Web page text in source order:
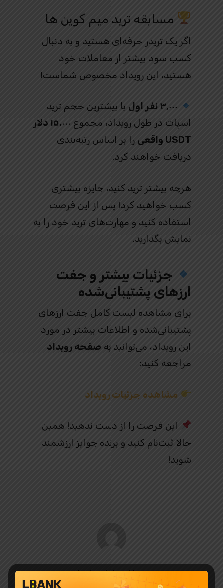
مسابقه ترید میم کوین ها
اگر یک تریدر حرفه‌ای هستید و به دنبال
کسب سود بیشتر از معاملات خود
هستید، این رویداد مخصوص شماست!
۳,۰۰۰ نفر اول
با بیشترین حجم ترید
اسپات در طول رویداد، مجموع
۱۵,۰۰۰ دلار
USDT واقعی
را بر اساس رتبه‌بندی
دریافت خواهند کرد.
هرچه بیشتر ترید کنید، جایزه بیشتری
کسب خواهید کرد! پس از این فرصت
استفاده کنید و مهارت‌های ترید خود را به
نمایش بگذارید.
جزئیات بیشتر و جفت‌
ارزهای پشتیبانی‌شده
برای مشاهده لیست کامل جفت‌ ارزهای
پشتیبانی‌شده و اطلاعات بیشتر در مورد
این رویداد، می‌توانید به صفحه رویداد
مراجعه کنید:
مشاهده جزئیات رویداد
این فرصت را از دست ندهید! همین
حالا ثبت‌نام کنید و برنده جوایز ارزشمند
شوید!
ال بانک ایران